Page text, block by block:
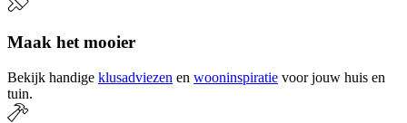
Maak het mooier
Bekijk handige klusadviezen en wooninspiratie voor jouw huis en
tuin.